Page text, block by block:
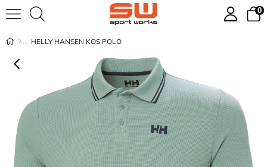
0
HELLY HANSEN KOS POLO